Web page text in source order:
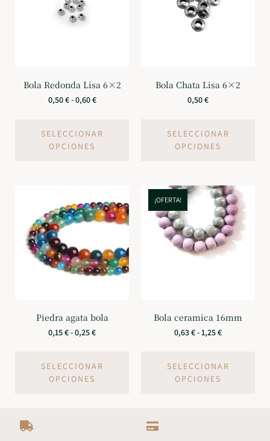
Bola Redonda Lisa 6×2
0,50€-0,60€
SELECCIONAR
OPCIONES
Bola Chata Lisa 6×2
0,50€
SELECCIONAR
OPCIONES
Piedra agata bola
0,15€-0,25€
SELECCIONAR
OPCIONES
¡OFERTA!
Bola ceramica 16mm
0,63€-1,25€
SELECCIONAR
OPCIONES